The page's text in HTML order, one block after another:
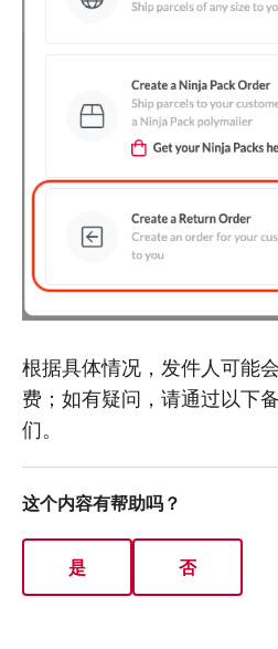
根据具体情况，发件人可能
费；如有疑问，请通过以下
们。
这个内容有帮助吗？
是 否